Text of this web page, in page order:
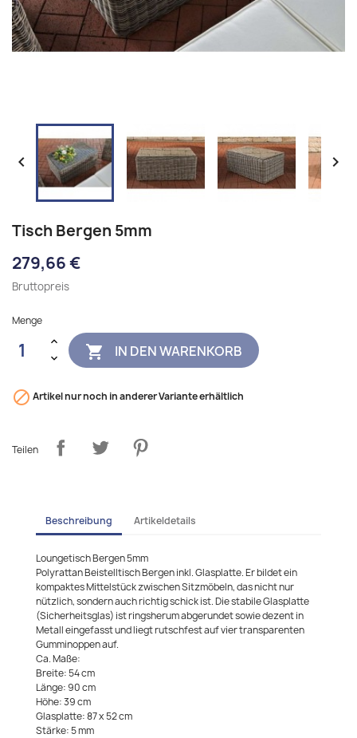
 
Tisch Bergen 5mm
279,66 €
Bruttopreis
Menge
 IN DEN WARENKORB
 Artikel nur noch in anderer Variante erhältlich
Teilen
Beschreibung Artikeldetails
Loungetisch Bergen 5mm
Polyrattan Beistelltisch Bergen inkl. Glasplatte. Er bildet ein
kompaktes Mittelstück zwischen Sitzmöbeln, das nicht nur
nützlich, sondern auch richtig schick ist. Die stabile Glasplatte
(Sicherheitsglas) ist ringsherum abgerundet sowie dezent in
Metall eingefasst und liegt rutschfest auf vier transparenten
Gumminoppen auf.
Ca. Maße:
Breite: 54 cm
Länge: 90 cm
Höhe: 39 cm
Glasplatte: 87 x 52 cm
Stärke: 5 mm